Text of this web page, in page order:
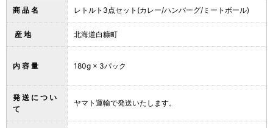
商 品 名 レトルト3点セット(カレー/ハンバーグ/ミートボール)
産 地 北海道白糠町
内 容 量 180g × 3パック
発 送 に つ い
て
ヤマト運輸で発送いたします。